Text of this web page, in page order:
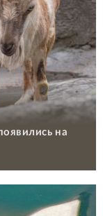
на